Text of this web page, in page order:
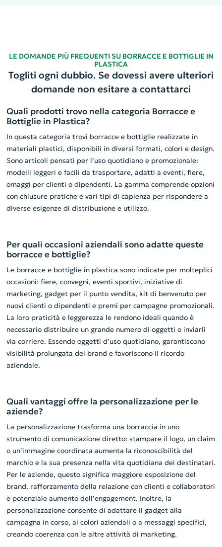
LE DOMANDE PIÙ FREQUENTI SU BORRACCE E BOTTIGLIE IN
PLASTICA
Togliti ogni dubbio. Se dovessi avere ulteriori
domande non esitare a contattarci
Quali prodotti trovo nella categoria Borracce e
Bottiglie in Plastica?
In questa categoria trovi borracce e bottiglie realizzate in
materiali plastici, disponibili in diversi formati, colori e design.
Sono articoli pensati per l’uso quotidiano e promozionale:
modelli leggeri e facili da trasportare, adatti a eventi, fiere,
omaggi per clienti o dipendenti. La gamma comprende opzioni
con chiusure pratiche e vari tipi di capienza per rispondere a
diverse esigenze di distribuzione e utilizzo.
Per quali occasioni aziendali sono adatte queste
borracce e bottiglie?
Le borracce e bottiglie in plastica sono indicate per molteplici
occasioni: fiere, convegni, eventi sportivi, iniziative di
marketing, gadget per il punto vendita, kit di benvenuto per
nuovi clienti o dipendenti e premi per campagne promozionali.
La loro praticità e leggerezza le rendono ideali quando è
necessario distribuire un grande numero di oggetti o inviarli
via corriere. Essendo oggetti d’uso quotidiano, garantiscono
visibilità prolungata del brand e favoriscono il ricordo
aziendale.
Quali vantaggi offre la personalizzazione per le
aziende?
La personalizzazione trasforma una borraccia in uno
strumento di comunicazione diretto: stampare il logo, un claim
o un’immagine coordinata aumenta la riconoscibilità del
marchio e la sua presenza nella vita quotidiana dei destinatari.
Per le aziende, questo significa maggiore esposizione del
brand, rafforzamento della relazione con clienti e collaboratori
e potenziale aumento dell’engagement. Inoltre, la
personalizzazione consente di adattare il gadget alla
campagna in corso, ai colori aziendali o a messaggi specifici,
creando coerenza con le altre attività di marketing.